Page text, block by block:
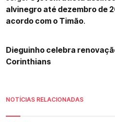
alvinegro até dezembro de
acordo com o Timão.
Dieguinho celebra
Corinthians
NOTÍCIAS RELACIONADAS